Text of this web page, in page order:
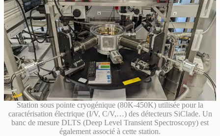
Station sous pointe cryogénique (80K-450K) utilisée pour la
caractérisation électrique (I/V, C/V,…) des détecteurs SiClade. Un
banc de mesure DLTS (Deep Level Transient Spectroscopy) est
également associé à cette station.